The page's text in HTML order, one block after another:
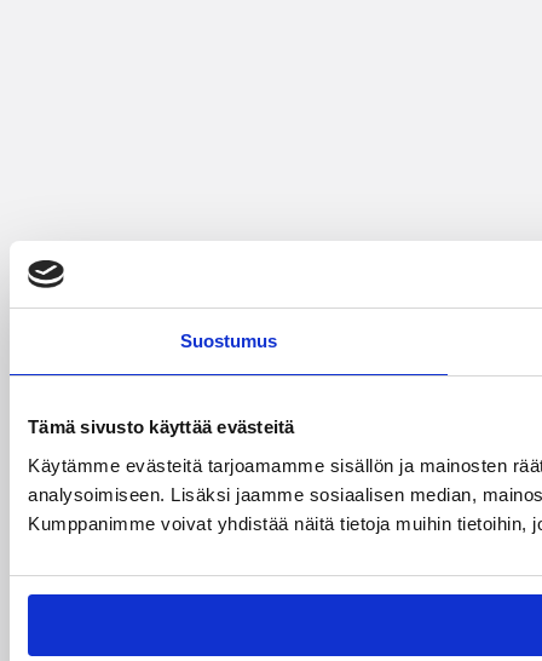
Suostumus
Tämä sivusto käyttää evästeitä
Käytämme evästeitä tarjoamamme sisällön ja mainosten
analysoimiseen. Lisäksi jaamme sosiaalisen median,
Kumppanimme voivat yhdistää näitä tietoja muihin tietoihin,